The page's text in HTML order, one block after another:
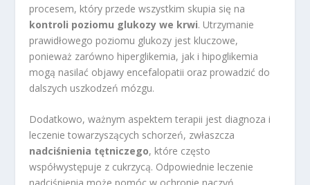
procesem, który przede wszystkim skupia się na
kontroli poziomu glukozy we krwi. Utrzymanie
prawidłowego poziomu glukozy jest kluczowe,
ponieważ zarówno hiperglikemia, jak i hipoglikemia
mogą nasilać objawy encefalopatii oraz prowadzić do
dalszych uszkodzeń mózgu.
Dodatkowo, ważnym aspektem terapii jest diagnoza i
leczenie towarzyszących schorzeń, zwłaszcza
nadciśnienia tętniczego, które często
współwystępuje z cukrzycą. Odpowiednie leczenie